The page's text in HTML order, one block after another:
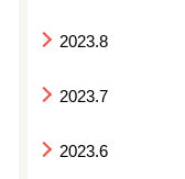
2023.8
2023.7
2023.6